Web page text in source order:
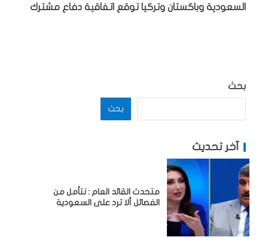
السعودية وباكستان وتركيا توقع اتفاقية دفاع مشترك
بحث
بحث
آخر تحديث
متحدث القائد العام : نتأمل من
الفصائل ألا ترد على السعودية